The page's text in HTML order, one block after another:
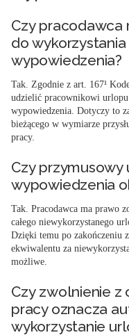
Czy pracodawca
do
wypowiedzenia?
Tak. Zgodnie z art. 167¹
udzielić pracownikowi
wypowiedzenia. Dotyczy to
bieżącego w wymiarze
pracy.
Czy przymusowy
wypowiedzenia
Tak. Pracodawca ma prawo
całego niewykorzystanego
Dzięki temu po zakończeniu
ekwiwalentu za
możliwe.
Czy zwolnienie z
pracy oznacza
wykorzystanie